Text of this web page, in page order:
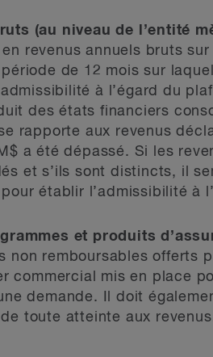
(au niveau de l’entité
revenus annuels bruts
de 12 mois sur
à l’égard du
des états financiers
rapporte aux revenus
a été dépassé. Si les
et s’ils sont distincts, il
établir l’admissibilité à
et produits
remboursables offerts
commercial mis en place
demande. Il doit
toute atteinte aux